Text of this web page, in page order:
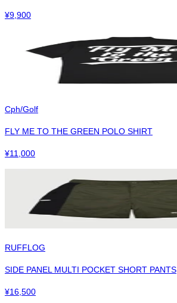
¥9,900
Cph/Golf
FLY ME TO THE GREEN POLO SHIRT
¥11,000
RUFFLOG
SIDE PANEL MULTI POCKET SHORT PANTS
¥16,500